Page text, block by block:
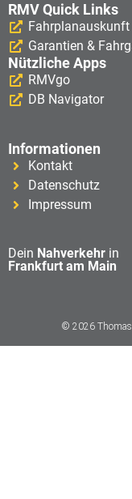
RMV Quick Links
Fahrplanauskunft
Garantien &
Nützliche Apps
RMVgo
DB Navigator
Informationen
Kontakt
Datenschutz
Impressum
Dein Nahverkehr in
Frankfurt am Main
© 2026 Thomas